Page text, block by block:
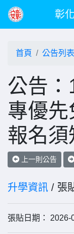
彰
首頁 公告列表
公告：
專優先
報名須
上一則公告
升學資訊 / 張
張貼日期：